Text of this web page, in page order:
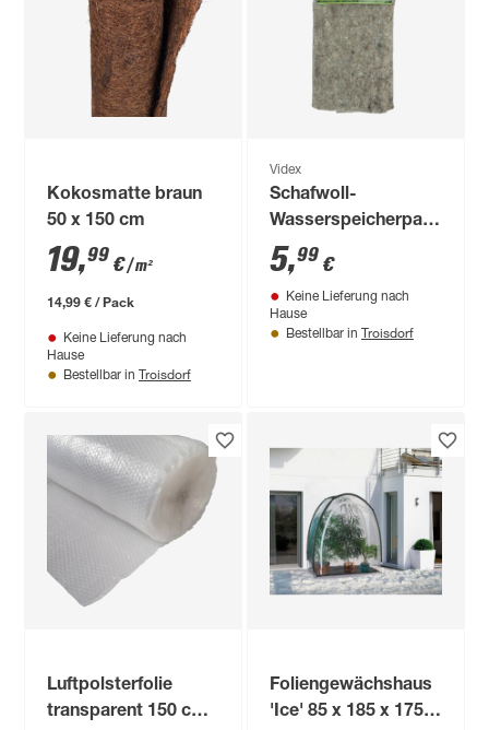
Kokosmatte braun
50 x 150 cm
19,99 €/ m²
14,99 € / Pack
Keine Lieferung nach
Hause
Bestellbar in Troisdorf
Videx
Schafwoll-
Wasserspeicherpads
100 x 30 cm, 300 g
5,99 €
Keine Lieferung nach
Hause
Bestellbar in Troisdorf
Luftpolsterfolie
transparent 150 cm
Foliengewächshaus
'Ice' 85 x 185 x 175